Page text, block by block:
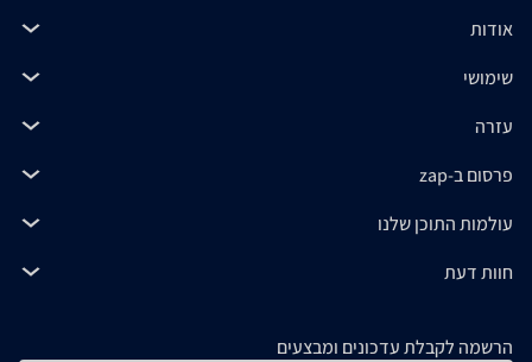
אודות
שימושי
עזרה
פרסום ב-zap
עולמות התוכן שלנו
חוות דעת
הרשמה לקבלת עדכונים ומבצעים